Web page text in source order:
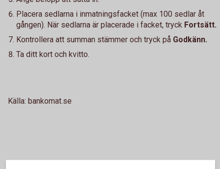
Placera sedlarna i inmatningsfacket (max 100 sedlar åt
gången). När sedlarna är placerade i facket, tryck Fortsätt.
Kontrollera att summan stämmer och tryck på Godkänn.
Ta ditt kort och kvitto.
Källa: bankomat.se